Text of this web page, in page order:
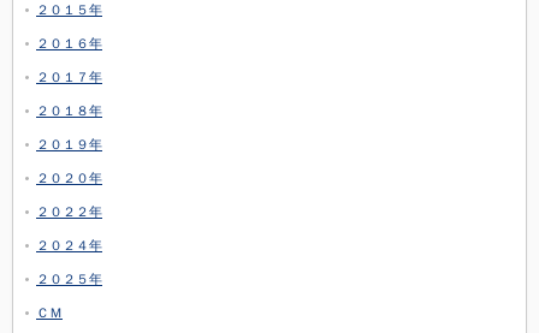
２０１５年
２０１６年
２０１７年
２０１８年
２０１９年
２０２０年
２０２２年
２０２４年
２０２５年
ＣＭ